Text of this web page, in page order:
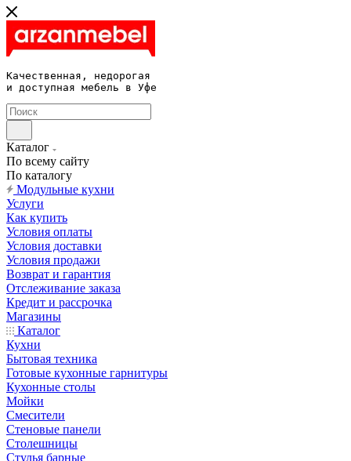
Качественная, недорогая
и доступная мебель в Уфе
Каталог
По всему сайту
По каталогу
Модульные кухни
Услуги
Как купить
Условия оплаты
Условия доставки
Условия продажи
Возврат и гарантия
Отслеживание заказа
Кредит и рассрочка
Магазины
Каталог
Кухни
Бытовая техника
Готовые кухонные гарнитуры
Кухонные столы
Мойки
Смесители
Стеновые панели
Столешницы
Стулья барные